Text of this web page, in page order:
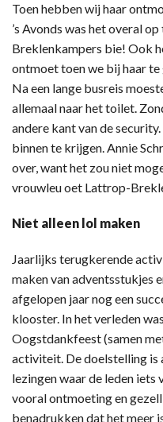
Toen hebben wij haar
’s Avonds was het overal
Breklenkampers bie! Ook
ontmoet toen we bij haar te
Na een lange busreis
allemaal naar het toilet.
andere kant van de
binnen te krijgen. Annie
over, want het zou niet
vrouwleu oet Lattrop-
Niet alleen lol maken
Jaarlijks terugkerende
maken van adventsstukjes
afgelopen jaar nog een
klooster. In het verleden
Oogstdankfeest (samen
activiteit. De doelstelling is
lezingen waar de leden iets
vooral ontmoeting en
benadrukken dat het meer is